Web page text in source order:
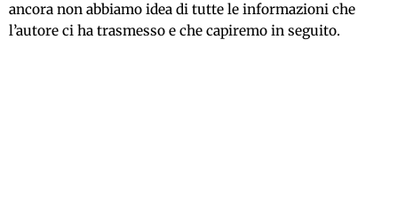
ancora non abbiamo idea di tutte le informazioni che
l’autore ci ha trasmesso e che capiremo in seguito.